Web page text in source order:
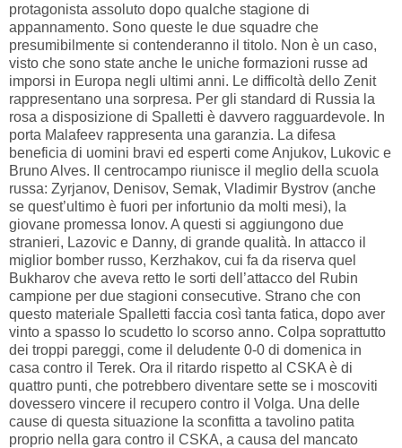
protagonista assoluto dopo qualche stagione di
appannamento. Sono queste le due squadre che
presumibilmente si contenderanno il titolo. Non è un caso,
visto che sono state anche le uniche formazioni russe ad
imporsi in Europa negli ultimi anni. Le difficoltà dello Zenit
rappresentano una sorpresa. Per gli standard di Russia la
rosa a disposizione di Spalletti è davvero ragguardevole. In
porta Malafeev rappresenta una garanzia. La difesa
beneficia di uomini bravi ed esperti come Anjukov, Lukovic e
Bruno Alves. Il centrocampo riunisce il meglio della scuola
russa: Zyrjanov, Denisov, Semak, Vladimir Bystrov (anche
se quest’ultimo è fuori per infortunio da molti mesi), la
giovane promessa Ionov. A questi si aggiungono due
stranieri, Lazovic e Danny, di grande qualità. In attacco il
miglior bomber russo, Kerzhakov, cui fa da riserva quel
Bukharov che aveva retto le sorti dell’attacco del Rubin
campione per due stagioni consecutive. Strano che con
questo materiale Spalletti faccia così tanta fatica, dopo aver
vinto a spasso lo scudetto lo scorso anno. Colpa soprattutto
dei troppi pareggi, come il deludente 0-0 di domenica in
casa contro il Terek. Ora il ritardo rispetto al CSKA è di
quattro punti, che potrebbero diventare sette se i moscoviti
dovessero vincere il recupero contro il Volga. Una delle
cause di questa situazione la sconfitta a tavolino patita
proprio nella gara contro il CSKA, a causa del mancato